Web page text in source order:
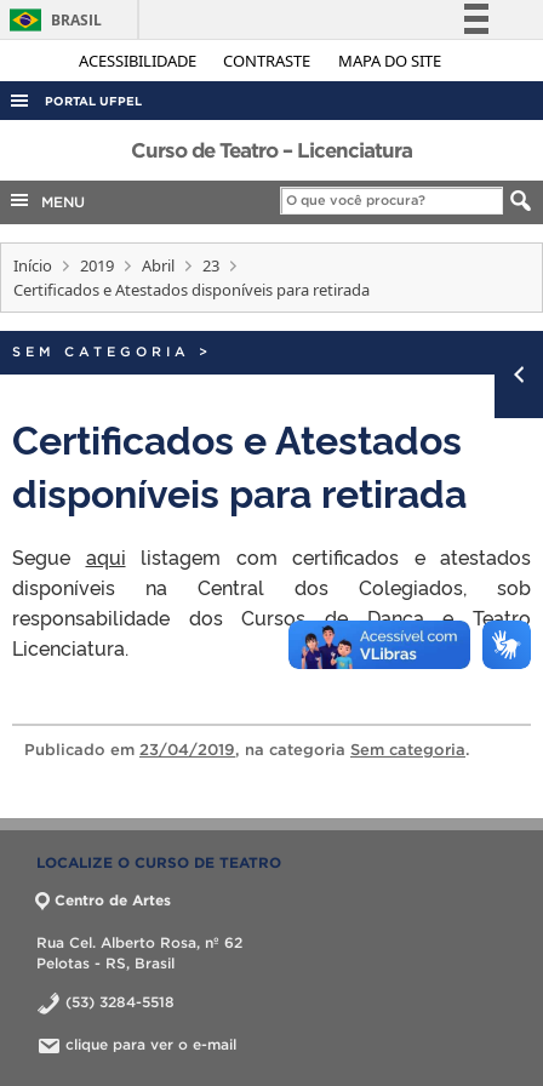
ACESSIBILIDADE CONTRASTE MAPA DO SITE
BRASIL
Simplifique!
Legislação
Canais
PORTAL UFPEL
ACESSO À INFORMAÇÃO
AUDITORIA
COBALTO
CONCURSOS
INTERNACIONAL
PORTARIAS
Curso de Teatro – Licenciatura
MENU
Início 2019 Abril
23
Certificados e Atestados disponíveis para retirada
SEM CATEGORIA >
Certificados e Atestados
disponíveis para retirada
Segue aqui listagem com certificados e atestados
disponíveis na Central dos Colegiados, sob
responsabilidade dos Cursos de Dança e Teatro
Licenciatura.
Publicado em 23/04/2019, na categoria Sem categoria.
LOCALIZE O CURSO DE TEATRO
Centro de Artes
Rua Cel. Alberto Rosa, nº 62
Pelotas - RS, Brasil
(53) 3284-5518
clique para ver o e-mail